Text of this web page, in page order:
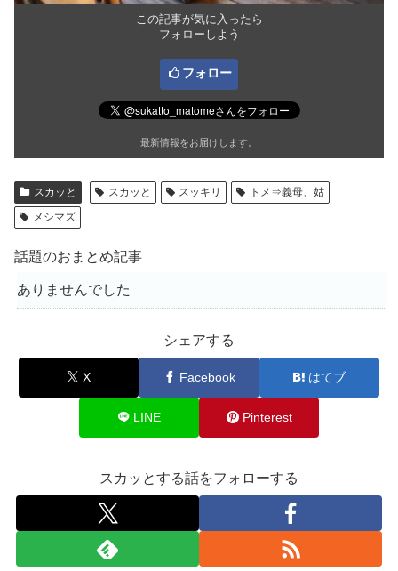
この記事が気に入ったら
フォローしよう
フォロー
最新情報をお届けします。
スカッと スカッと スッキリ
トメ⇒義母、姑
メシマズ
話題のおまとめ記事
ありませんでした
シェアする
X Facebook はてブ
LINE Pinterest
スカッとする話をフォローする